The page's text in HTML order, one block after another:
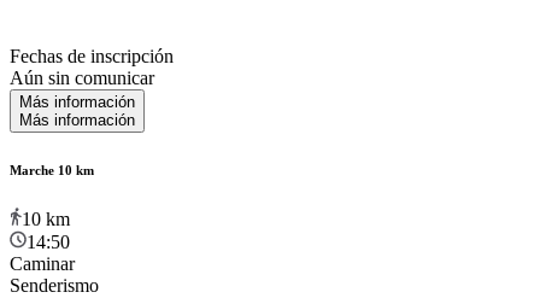
Fechas de inscripción
Aún sin comunicar
Más información
Más información
Marche 10 km
10 km
14:50
Caminar
Senderismo